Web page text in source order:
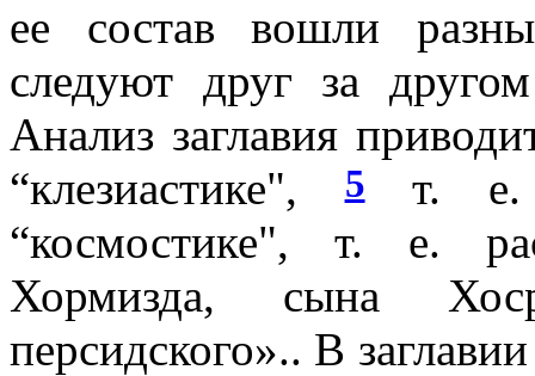
ее состав вошли
следуют друг за
Анализ заглавия
“клезиастике",5т. е.
“космостике", т. е.
Хормизда, сына
персидского».. В